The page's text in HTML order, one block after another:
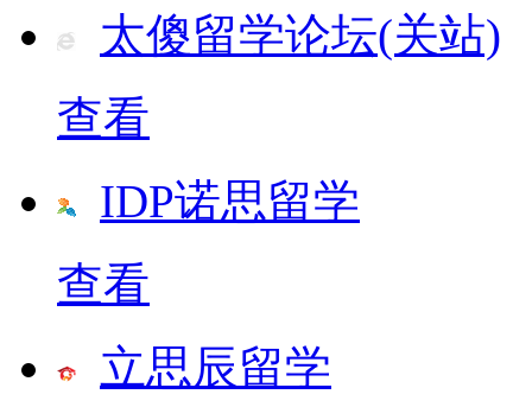
太傻留学论坛(关站)
查看
IDP诺思留学
查看
立思辰留学